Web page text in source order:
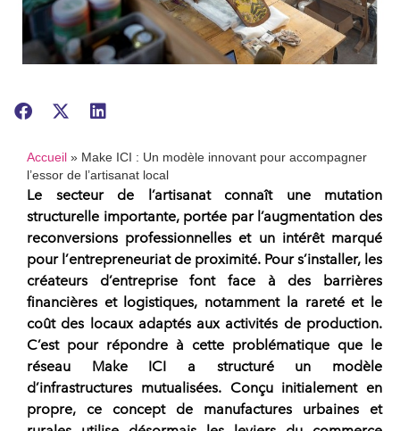
Accueil » Make ICI : Un modèle innovant pour accompagner
l’essor de l’artisanat local
Le secteur de l’artisanat connaît une mutation
structurelle importante, portée par l’augmentation des
reconversions professionnelles et un intérêt marqué
pour l’entrepreneuriatde proximité. Pour s’installer, les
créateurs d’entreprise font face à des barrières
financières et logistiques, notamment la rareté et le
coût des locaux adaptés aux activités de production.
C’est pour répondre à cette problématique que le
réseau
Make ICI a structuré un modèle
d’infrastructures mutualisées. Conçu initialement en
propre, ce concept de manufactures urbaines et